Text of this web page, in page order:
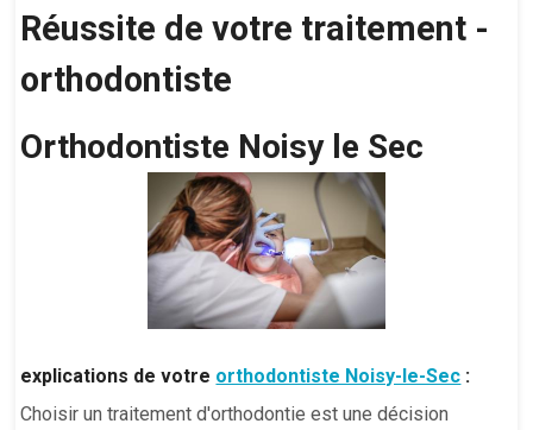
Réussite de votre traitement -
orthodontiste
Orthodontiste Noisy le Sec
explications de votre orthodontiste Noisy-le-Sec :
Choisir un traitement d'orthodontie est une décision